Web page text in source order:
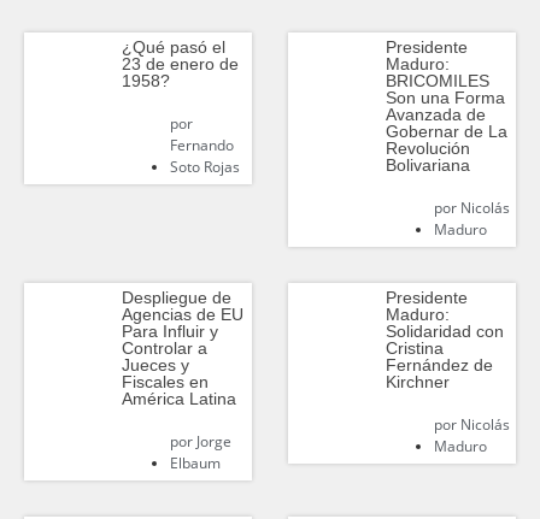
¿Qué pasó el
23 de enero de
1958?
por
Fernando
Soto Rojas
Presidente
Maduro:
BRICOMILES
Son una Forma
Avanzada de
Gobernar de La
Revolución
Bolivariana
porNicolás
Maduro
Despliegue de
Agencias de EU
Para Influir y
Controlar a
Jueces y
Fiscales en
América Latina
porJorge
Elbaum
Presidente
Maduro:
Solidaridad con
Cristina
Fernández de
Kirchner
porNicolás
Maduro